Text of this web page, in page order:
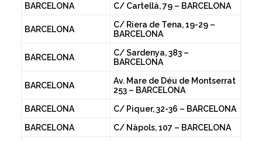
BARCELONA
C/ Cartellà, 79 – BARCELONA
BARCELONA
C/ Riera de Tena, 19-29 –
BARCELONA
BARCELONA
C/ Sardenya, 383 –
BARCELONA
BARCELONA
Av. Mare de Déu de Montserrat
253 – BARCELONA
BARCELONA
C/ Piquer, 32-36 – BARCELONA
BARCELONA
C/ Nàpols, 107 – BARCELONA